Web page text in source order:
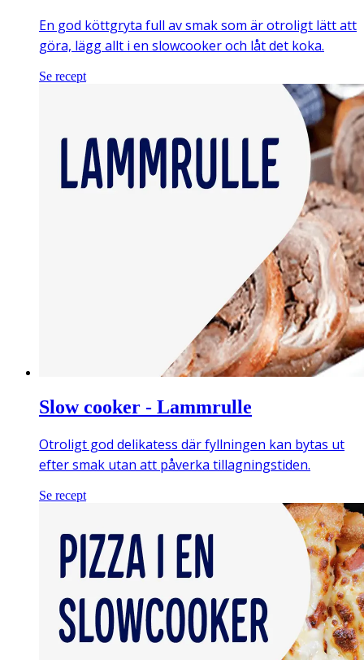
En god köttgryta full av smak som är otroligt lätt att
göra, lägg allt i en slowcooker och låt det koka.
Se recept
Slow cooker - Lammrulle
Otroligt god delikatess där fyllningen kan bytas ut
efter smak utan att påverka tillagningstiden.
Se recept